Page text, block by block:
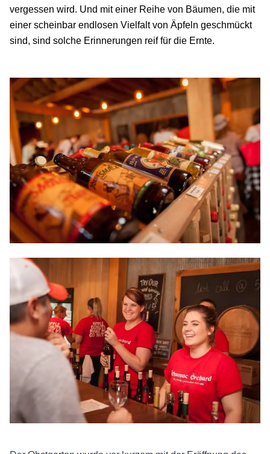
vergessen wird. Und mit einer Reihe von Bäumen, die mit
einer scheinbar endlosen Vielfalt von Äpfeln geschmückt
sind, sind solche Erinnerungen reif für die Ernte.